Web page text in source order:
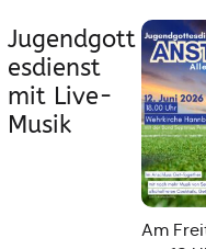
Jugendgott
esdienst
mit Live-
Musik
Am